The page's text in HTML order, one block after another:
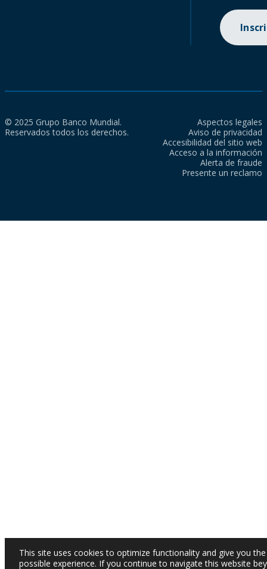
© 2025 Grupo Banco Mundial.
Reservados todos los derechos.
Aspectos legales
Aviso de privacidad
Accesibilidad del sitio web
Acceso a la información
Alerta de fraude
Presente un reclamo
This site uses cookies to optimize functionality and give you
possible experience. If you continue to navigate this website